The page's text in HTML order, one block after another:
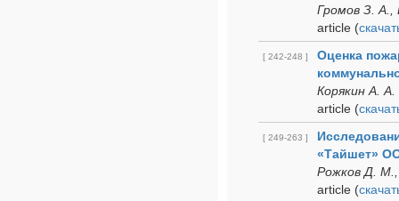
Громов З.
article (
[ 242-248 ]
Оценка
Корякин А. А.
article (
[ 249-263 ]
«Тайшет»
Рожков Д.
article (